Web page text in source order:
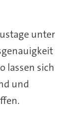
unter
lassen sich
und